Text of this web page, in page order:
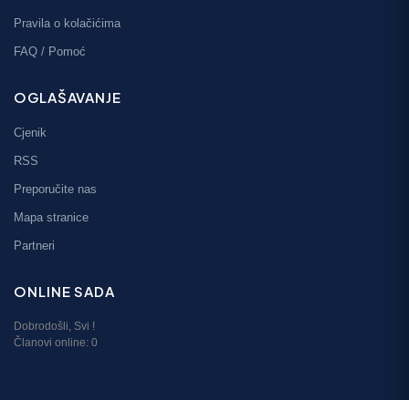
Pravila o kolačićima
FAQ / Pomoć
OGLAŠAVANJE
Cjenik
RSS
Preporučite nas
Mapa stranice
Partneri
ONLINE SADA
Dobrodošli, Svi !
Članovi online: 0